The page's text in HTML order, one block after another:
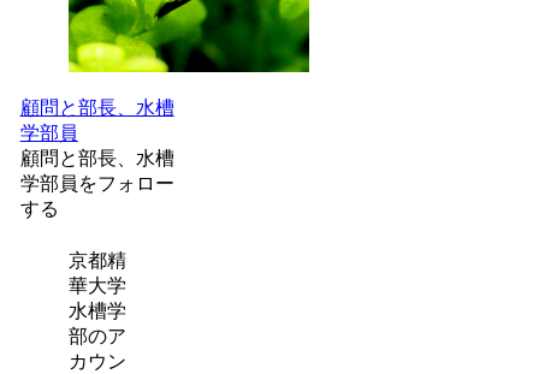
顧問と部長、水槽
学部員
顧問と部長、水槽
学部員をフォロー
する
京都精
華大学
水槽学
部のア
カウン